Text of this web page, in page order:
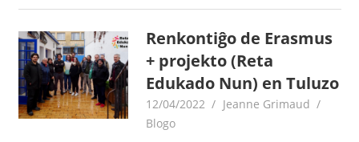
Renkontiĝo de Erasmus
+ projekto (Reta
Edukado Nun) en Tuluzo
12/04/2022
Jeanne Grimaud
Blogo